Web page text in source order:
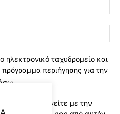
ταχυδρομείο και
περιήγησης για την
συμφωνείτε με την